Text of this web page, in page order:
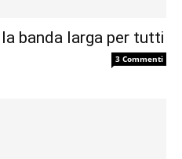
banda larga per tutti
3 Commenti